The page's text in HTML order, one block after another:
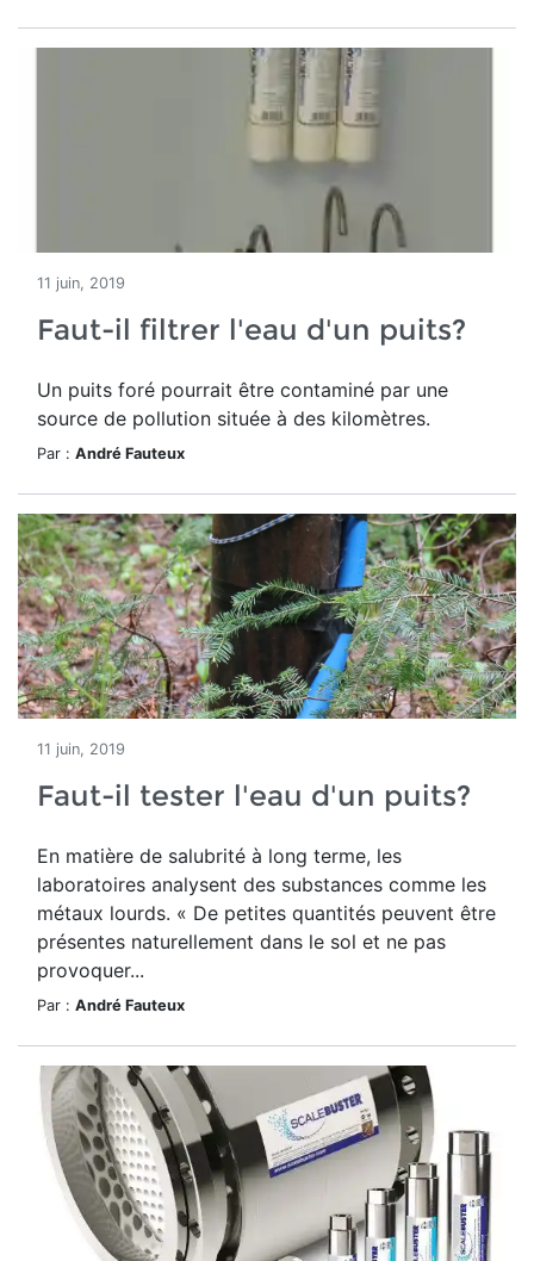
11 juin, 2019
Faut-il filtrer l'eau d'un puits?
Un puits foré pourrait être contaminé par une
source de pollution située à des kilomètres.
Par : André Fauteux
11 juin, 2019
Faut-il tester l'eau d'un puits?
En matière de salubrité à long terme, les
laboratoires analysent des substances comme les
métaux lourds. « De petites quantités peuvent être
présentes naturellement dans le sol et ne pas
provoquer...
Par : André Fauteux